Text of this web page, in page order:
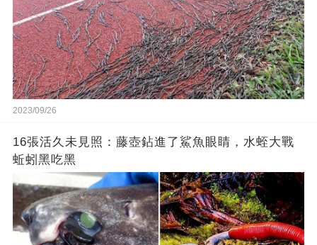
2023/09/26
16張活久未見照：藤壺鉆進了鯊魚眼睛，水蛭大戰
蚯蚓黑吃黑